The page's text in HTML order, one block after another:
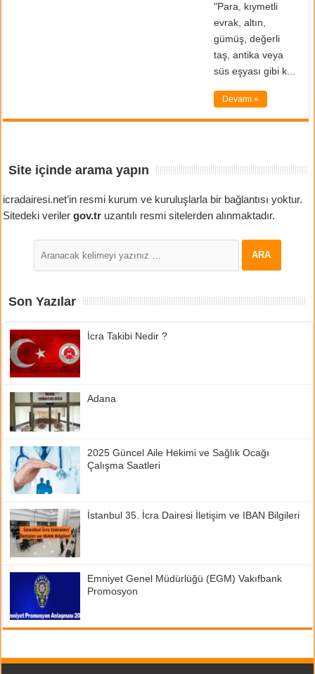
"Para, kıymetli
evrak, altın,
gümüş, değerli
taş, antika veya
süs eşyası gibi k...
Devamı »
Site içinde arama yapın
icradairesi.net’in resmi kurum ve kuruluşlarla bir bağlantısı yoktur.
Sitedeki verilergov.tr uzantılı resmi sitelerden alınmaktadır.
Son Yazılar
İcra Takibi Nedir ?
Adana
2025 Güncel Aile Hekimi ve Sağlık Ocağı
Çalışma Saatleri
İstanbul 35. İcra Dairesi İletişim ve IBAN Bilgileri
Emniyet Genel Müdürlüğü (EGM) Vakıfbank
Promosyon